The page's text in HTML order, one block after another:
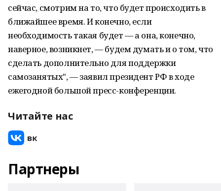
сейчас, смотрим на то, что будет происходить в
ближайшее время. И конечно, если
необходимость такая будет — а она, конечно,
наверное, возникнет, — будем думать и о том, что
сделать дополнительно для поддержки
самозанятых", — заявил президент РФ в ходе
ежегодной большой пресс-конференции.
Читайте нас
Партнеры